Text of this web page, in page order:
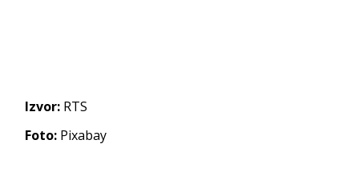
Izvor: RTS
Foto: Pixabay